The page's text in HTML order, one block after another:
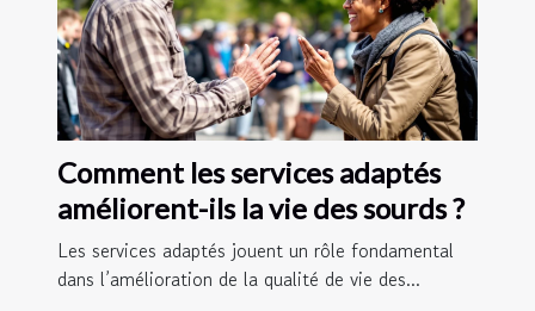
Comment les services adaptés
améliorent-ils la vie des sourds ?
Les services adaptés jouent un rôle fondamental
dans l’amélioration de la qualité de vie des...